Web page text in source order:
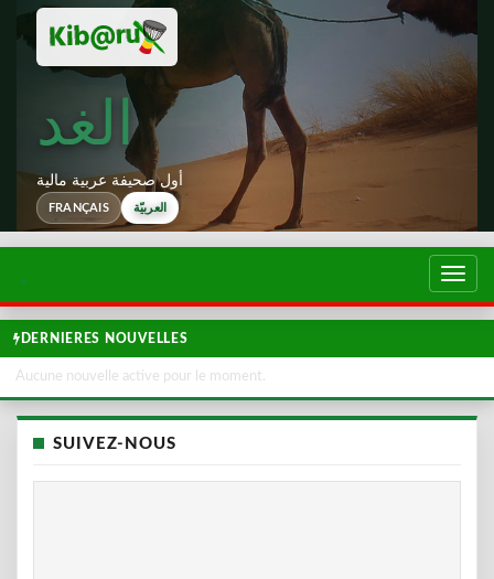
الغد
أول صحيفة عربية مالية
FRANÇAIS العربيّة
تبديل
DERNIERES NOUVELLES
Aucune nouvelle active pour le moment.
SUIVEZ-NOUS